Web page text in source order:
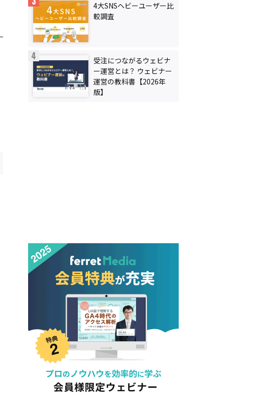
4大SNSヘビーユーザー比
較調査
受注につながるウェビナ
ー運営とは？ ウェビナー
運営の教科書【2026年
版】